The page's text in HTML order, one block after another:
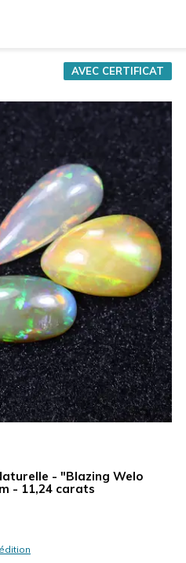
- "Blazing Welo
- 11,24 carats
AVEC CERTIFICAT